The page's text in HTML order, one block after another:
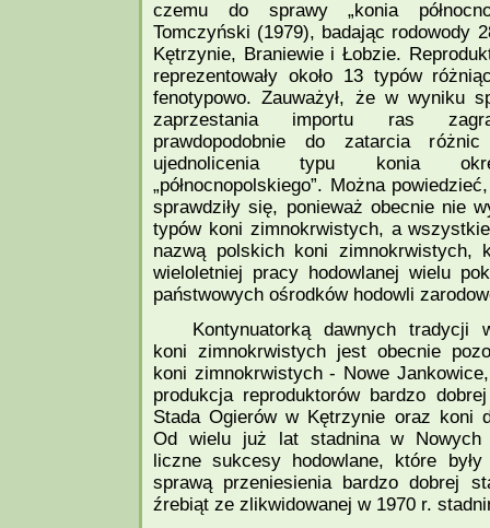
czemu do sprawy „konia
Tomczyński (1979), badając rodowody
Kętrzynie, Braniewie i Łobzie.
reprezentowały około 13 typów
fenotypowo. Zauważył, że w wyniku
zaprzestania importu ras
prawdopodobnie do zatarcia
ujednolicenia typu konia
„północnopolskiego”. Można
sprawdziły się, ponieważ obecnie nie
typów koni zimnokrwistych, a
nazwą polskich koni zimnokrwistych,
wieloletniej pracy hodowlanej wielu
państwowych ośrodków hodowli
Kontynuatorką dawnych tradycji
koni zimnokrwistych jest obecnie
koni zimnokrwistych - Nowe
produkcja reproduktorów bardzo
Stada Ogierów w Kętrzynie oraz koni
Od wielu już lat stadnina w Nowych
liczne sukcesy hodowlane, które
sprawą przeniesienia bardzo dobrej
źrebiąt ze zlikwidowanej w 1970 r.